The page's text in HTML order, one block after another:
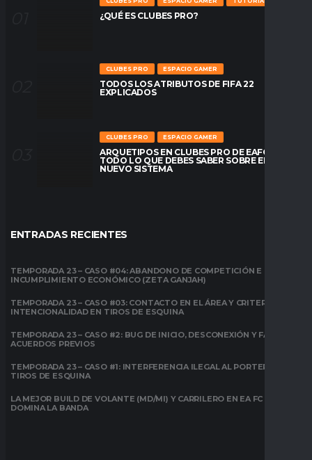
¿QUÉ ES CLUBES PRO?
CLUBES PRO ESPACIO GAMER
TODOS LOS ATRIBUTOS DE FIFA 22
EXPLICADOS
CLUBES PRO ESPACIO GAMER
ARQUETIPOS EN CLUBES PRO DE EAFC26:
TODO LO QUE DEBES SABER SOBRE EL
NUEVO SISTEMA
ENTRADAS RECIENTES
TEMPORADA 23 – CASO #04: ABANDONO DE COMPETICIÓN E
INCUMPLIMIENTO ECONÓMICO (ZETA GANJAH)
TEMPORADA 23 – CASO #03: CONTACTO EN EL ÁREA Y CRITERIO DE
INTENCIONALIDAD EN TIROS DE ESQUINA
TEMPORADA 23 – CASO #2: BUG DE INICIO, DESCONEXIÓN Y FALTA DE
ACUERDOS PREVIOS
TEMPORADA 23 – CASO #1: INTERFERENCIA ILEGAL AL PORTERO EN
TIROS DE ESQUINA
LA MEJOR BUILD DE VOLANTE (MD/MI) Y CARRILERO EN EA FC 26:
DOMINA LA BANDA